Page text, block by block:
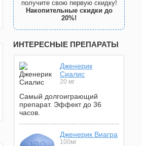
получите свою первую скидку!
Накопительные скидки до
20%!
ИНТЕРЕСНЫЕ ПРЕПАРАТЫ
Дженерик
Сиалис
20 мг
Самый долгоиграющий
препарат. Эффект до 36
часов.
Дженерик Виагра
100мг